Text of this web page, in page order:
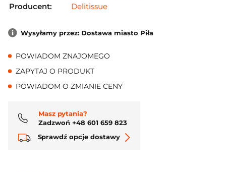
Producent:
Delitissue
Wysyłamy przez: Dostawa miasto Piła
POWIADOM ZNAJOMEGO
ZAPYTAJ O PRODUKT
POWIADOM O ZMIANIE CENY
Masz pytania?
Zadzwoń +48 601 659 823
Sprawdź opcje dostawy